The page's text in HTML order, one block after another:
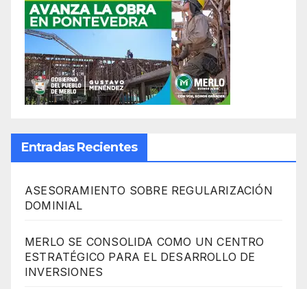
Entradas Recientes
ASESORAMIENTO SOBRE REGULARIZACIÓN
DOMINIAL
MERLO SE CONSOLIDA COMO UN CENTRO
ESTRATÉGICO PARA EL DESARROLLO DE
INVERSIONES